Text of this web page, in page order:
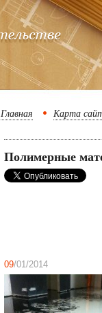
Главная Карта
Полимерные
09/01/2014